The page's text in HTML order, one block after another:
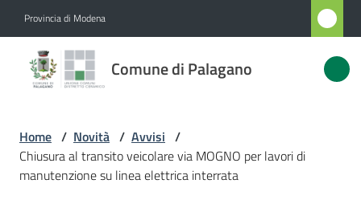
Provincia di Modena
Comune di Palagano
Comune
di
Amministrazione
Home / Novità / Avvisi /
Chiusura al transito veicolare via MOGNO per lavori di
manutenzione su linea elettrica interrata